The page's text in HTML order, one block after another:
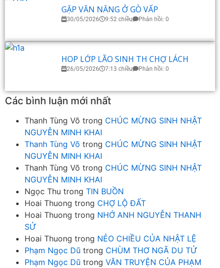
GẶP VĂN NĂNG Ở GÒ VẤP
30/05/2026 9:52 chiều Phản hồi: 0
HOP LỚP LÃO SINH TH CHỢ LÁCH
26/05/2026 7:13 chiều Phản hồi: 0
Các bình luận mới nhất
Thanh Tùng Võ trong CHÚC MỪNG SINH NHẬT
NGUYỄN MINH KHAI
Thanh Tùng Võ trong CHÚC MỪNG SINH NHẬT
NGUYỄN MINH KHAI
Thanh Tùng Võ trong CHÚC MỪNG SINH NHẬT
NGUYỄN MINH KHAI
Ngọc Thu trong TIN BUỒN
Hoai Thuong trong CHỢ LỘ ĐẤT
Hoai Thuong trong NHỚ ANH NGUYỄN THANH
SỬ
Hoai Thuong trong NẺO CHIỀU CỦA NHẬT LỆ
Phạm Ngọc Dũ trong CHÙM THƠ NGÃ DU TỬ
Phạm Ngọc Dũ trong VĂN TRUYỆN CỦA PHẠM